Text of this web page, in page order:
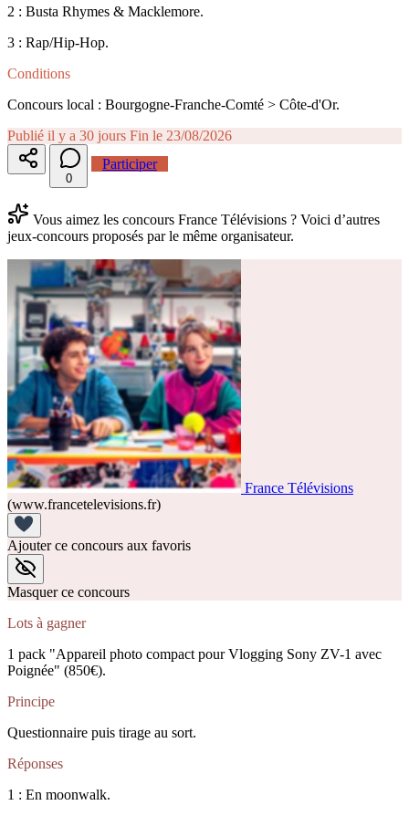
2 : Busta Rhymes & Macklemore.
3 : Rap/Hip-Hop.
Conditions
Concours local : Bourgogne-Franche-Comté > Côte-d'Or.
Publié il y a 30 jours Fin le 23/08/2026
0
Participer
Vous aimez les concours France Télévisions ? Voici d’autres
jeux-concours proposés par le même organisateur.
France Télévisions
(www.francetelevisions.fr)
Ajouter ce concours aux favoris
Masquer ce concours
Lots à gagner
1 pack "Appareil photo compact pour Vlogging Sony ZV-1 avec
Poignée" (850€).
Principe
Questionnaire puis tirage au sort.
Réponses
1 : En moonwalk.